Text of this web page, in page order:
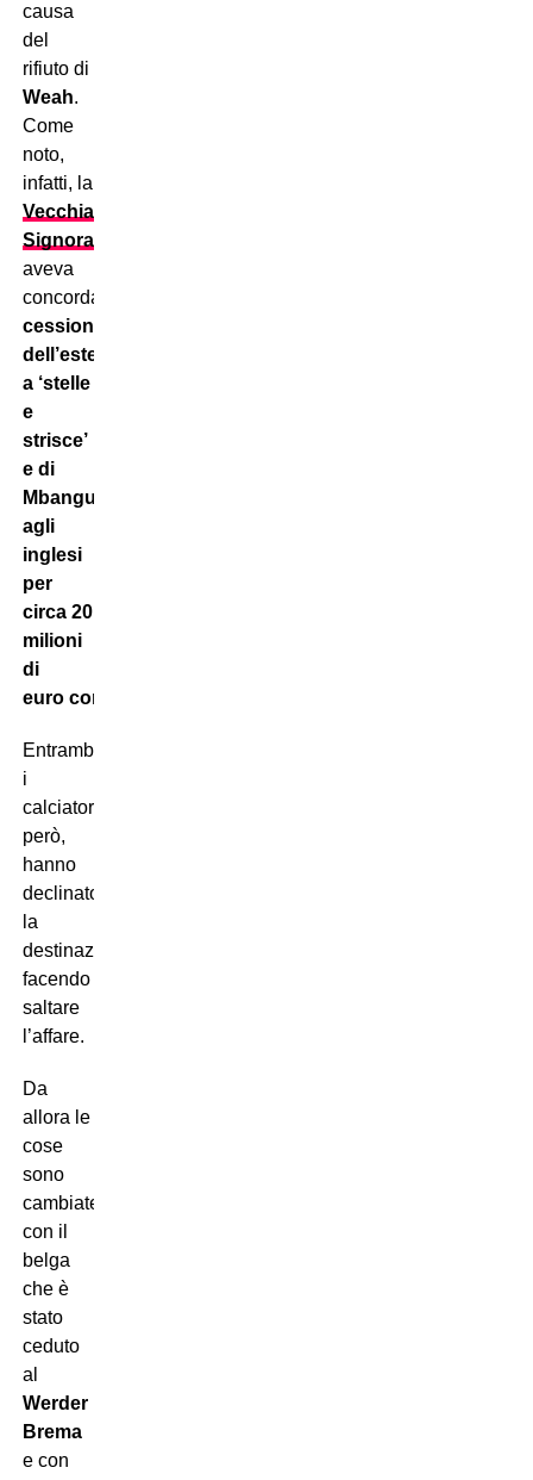
causa
del
rifiuto di
Weah.
Come
noto,
infatti, la
Vecchia
Signora
aveva
concordato
cessione
dell’esterno
a ‘stelle
e
strisce’
e di
Mbangula
agli
inglesi
per
circa 20
milioni
di
euro complessivi
Entrambe
i
calciatori,
però,
hanno
declinato
la
destinazione
facendo
saltare
l’affare.
Da
allora le
cose
sono
cambiate,
con il
belga
che è
stato
ceduto
al
Werder
Brema
e con